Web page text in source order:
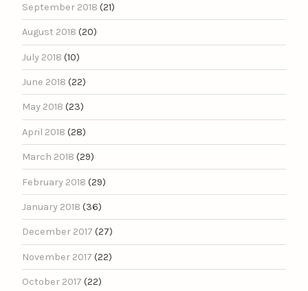
September 2018 (21)
August 2018 (20)
July 2018 (10)
June 2018 (22)
May 2018 (23)
April 2018 (28)
March 2018 (29)
February 2018 (29)
January 2018 (36)
December 2017 (27)
November 2017 (22)
October 2017 (22)